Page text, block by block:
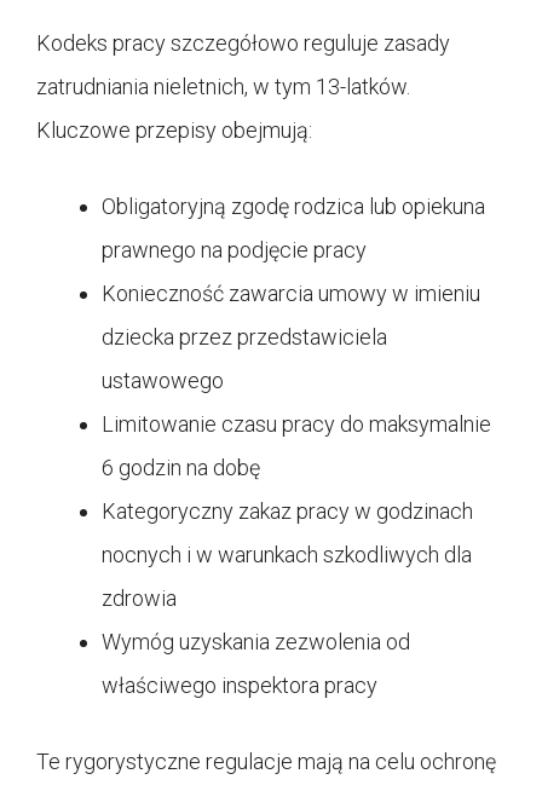
Kodeks pracy szczegółowo reguluje zasady
zatrudniania nieletnich, w tym 13-latków.
Kluczowe przepisy obejmują:
Obligatoryjną zgodę rodzica lub opiekuna
prawnego na podjęcie pracy
Konieczność zawarcia umowy w imieniu
dziecka przez przedstawiciela
ustawowego
Limitowanie czasu pracy do maksymalnie
6 godzin na dobę
Kategoryczny zakaz pracy w godzinach
nocnych i w warunkach szkodliwych dla
zdrowia
Wymóg uzyskania zezwolenia od
właściwego inspektora pracy
Te rygorystyczne regulacje mają na celu ochronę